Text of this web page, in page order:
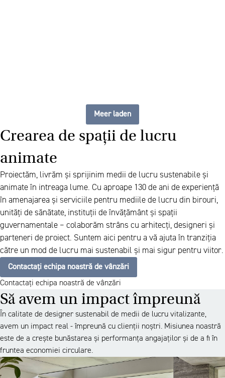
Meer laden
Crearea de spații de lucru
animate
Proiectăm, livrăm și sprijinim medii de lucru sustenabile și
animate în intreaga lume. Cu aproape 130 de ani de experiență
în amenajarea și serviciile pentru mediile de lucru din birouri,
unități de sănătate, instituții de învățământ și spații
guvernamentale – colaborăm strâns cu arhitecți, designeri și
parteneri de proiect. Suntem aici pentru a vă ajuta în tranziția
către un mod de lucru mai sustenabil și mai sigur pentru viitor.
Contactați echipa noastră de vânzări
Contactați echipa noastră de vânzări
Să avem un impact împreună
În calitate de designer sustenabil de medii de lucru vitalizante,
avem un impact real - împreună cu clienții noștri. Misiunea noastră
este de a crește bunăstarea și performanța angajaților și de a fi în
fruntea economiei circulare.